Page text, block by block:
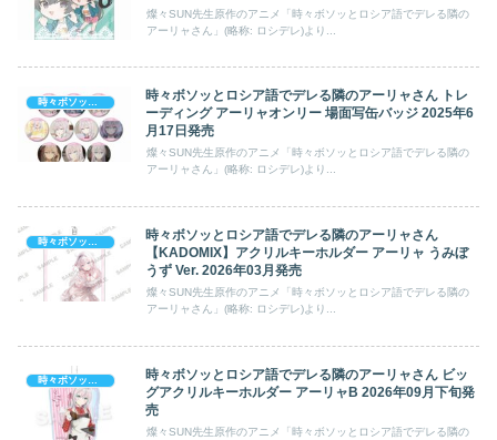
燦々SUN先生原作のアニメ「時々ボソッとロシア語でデレる隣の
アーリャさん」(略称: ロシデレ)より...
時々ボソッとロシア語でデレる隣のアーリャさん トレ
ーディング アーリャオンリー 場面写缶バッジ 2025年6
月17日発売
燦々SUN先生原作のアニメ「時々ボソッとロシア語でデレる隣の
アーリャさん」(略称: ロシデレ)より...
時々ボソッとロシア語でデレる隣のアーリャさん
【KADOMIX】アクリルキーホルダー アーリャ うみぼ
うず Ver. 2026年03月発売
燦々SUN先生原作のアニメ「時々ボソッとロシア語でデレる隣の
アーリャさん」(略称: ロシデレ)より...
時々ボソッとロシア語でデレる隣のアーリャさん
時々ボソッとロシア語でデレる隣のアーリャさん ビッ
グアクリルキーホルダー アーリャB 2026年09月下旬発
売
燦々SUN先生原作のアニメ「時々ボソッとロシア語でデレる隣の